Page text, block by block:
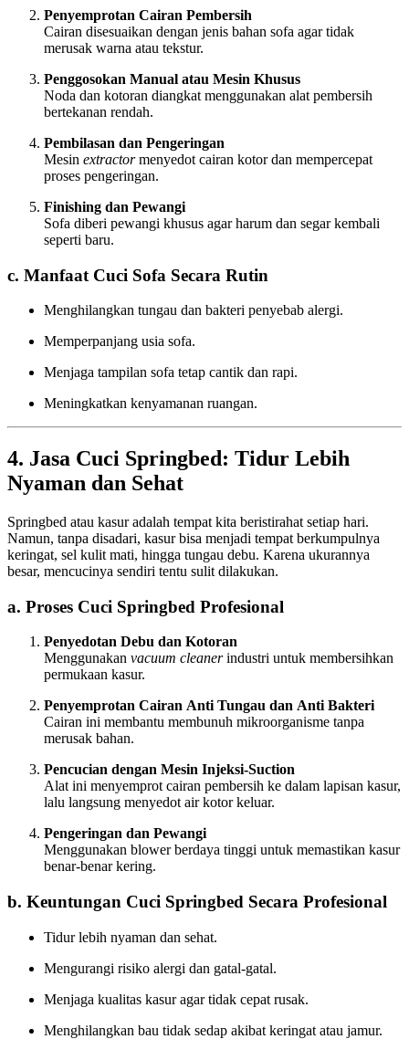
Penyemprotan Cairan Pembersih
Cairan disesuaikan dengan jenis bahan sofa agar tidak
merusak warna atau tekstur.
Penggosokan Manual atau Mesin Khusus
Noda dan kotoran diangkat menggunakan alat pembersih
bertekanan rendah.
Pembilasan dan Pengeringan
Mesin extractormenyedot cairan kotor dan mempercepat
proses pengeringan.
Finishing dan Pewangi
Sofa diberi pewangi khusus agar harum dan segar kembali
seperti baru.
c. Manfaat Cuci Sofa Secara Rutin
Menghilangkan tungau dan bakteri penyebab alergi.
Memperpanjang usia sofa.
Menjaga tampilan sofa tetap cantik dan rapi.
Meningkatkan kenyamanan ruangan.
4. Jasa Cuci Springbed: Tidur Lebih
Nyaman dan Sehat
Springbed atau kasur adalah tempat kita beristirahat setiap hari.
Namun, tanpa disadari, kasur bisa menjadi tempat berkumpulnya
keringat, sel kulit mati, hingga tungau debu. Karena ukurannya
besar, mencucinya sendiri tentu sulit dilakukan.
a. Proses Cuci Springbed Profesional
Penyedotan Debu dan Kotoran
Menggunakan vacuum cleanerindustri untuk membersihkan
permukaan kasur.
Penyemprotan Cairan Anti Tungau dan Anti Bakteri
Cairan ini membantu membunuh mikroorganisme tanpa
merusak bahan.
Pencucian dengan Mesin Injeksi-Suction
Alat ini menyemprot cairan pembersih ke dalam lapisan kasur,
lalu langsung menyedot air kotor keluar.
Pengeringan dan Pewangi
Menggunakan blower berdaya tinggi untuk memastikan kasur
benar-benar kering.
b. Keuntungan Cuci Springbed Secara Profesional
Tidur lebih nyaman dan sehat.
Mengurangi risiko alergi dan gatal-gatal.
Menjaga kualitas kasur agar tidak cepat rusak.
Menghilangkan bau tidak sedap akibat keringat atau jamur.